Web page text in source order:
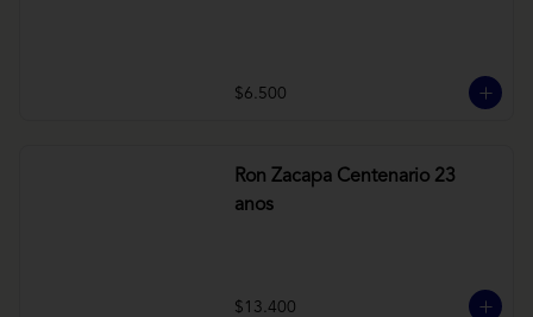
$6.500
Ron Zacapa Centenario 23
anos
$13.400